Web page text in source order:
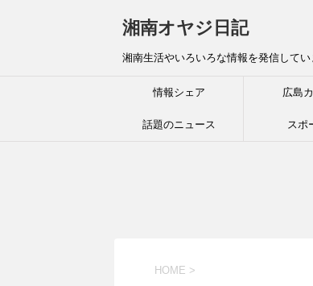
湘南オヤジ日記
湘南生活やいろいろな情報を発信してい
情報シェア 広島
話題のニュース スポ
HOME >